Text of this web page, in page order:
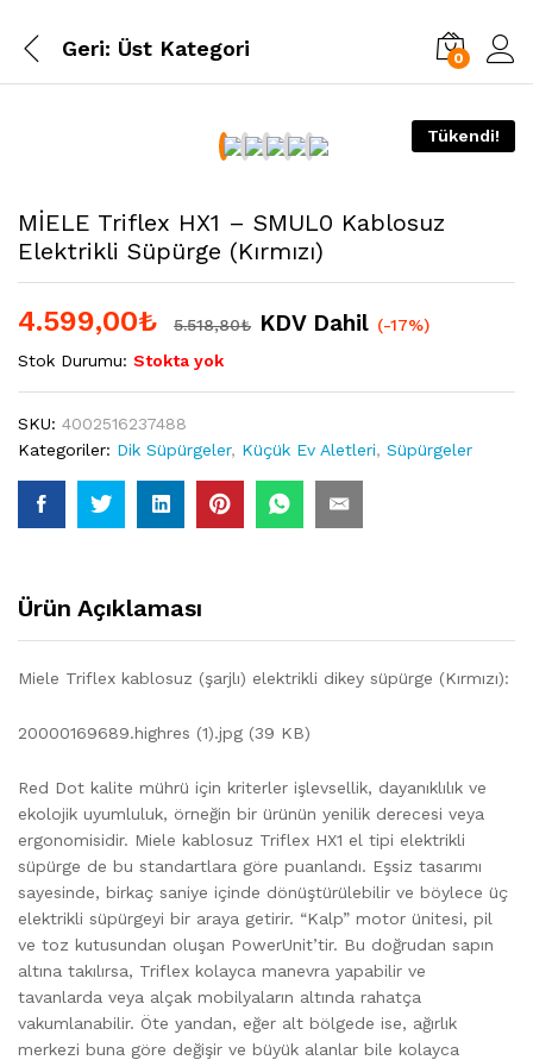
Geri: Üst Kategori 0
Tükendi!
MİELE Triflex HX1 – SMUL0 Kablosuz
Elektrikli Süpürge (Kırmızı)
4.599,00₺ 5.518,80₺ KDV Dahil (-17%)
Stok Durumu: Stokta yok
SKU: 4002516237488
Kategoriler: Dik Süpürgeler, Küçük Ev Aletleri, Süpürgeler
Ürün Açıklaması
Miele Triflex kablosuz (şarjlı) elektrikli dikey süpürge (Kırmızı):
20000169689.highres (1).jpg (39 KB)
Red Dot kalite mührü için kriterler işlevsellik, dayanıklılık ve
ekolojik uyumluluk, örneğin bir ürünün yenilik derecesi veya
ergonomisidir. Miele kablosuz Triflex HX1 el tipi elektrikli
süpürge de bu standartlara göre puanlandı. Eşsiz tasarımı
sayesinde, birkaç saniye içinde dönüştürülebilir ve böylece üç
elektrikli süpürgeyi bir araya getirir. “Kalp” motor ünitesi, pil
ve toz kutusundan oluşan PowerUnit’tir. Bu doğrudan sapın
altına takılırsa, Triflex kolayca manevra yapabilir ve
tavanlarda veya alçak mobilyaların altında rahatça
vakumlanabilir. Öte yandan, eğer alt bölgede ise, ağırlık
merkezi buna göre değişir ve büyük alanlar bile kolayca